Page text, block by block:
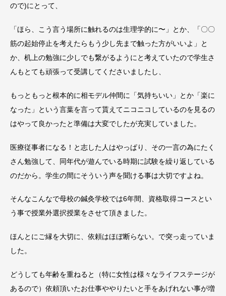
ので)にとって、
「ほら、こう言う場所に触れるのは生理学的に〜」とか、「〇〇
筋の起始停止を考えたらもう少し先まで触った方がいいよ」と
か、机上の勉強に少しでも繋がるようにと考えていたので学生さ
んもとても頑張って受講してくださいましたし、
もっともっと根本的に相モデル仲間に「気持ちいい」とか「楽に
なった」という言葉を言って貰えてニコニコしているのを見るの
はやって良かったと準備は大変でしたが充実していました。
医療従事者になる！と志した人はやっぱり、その一言の為にたく
さん勉強して、同年代が遊んでいる時期に試験を繰り返している
のだから。学生の間にそういう声を聞ける事は大切ですよね。
そんなこんなで母校の鍼灸学校では6年間、資格取得コースとい
う事で授業外選択授業をさせて頂きました。
ほんとにご縁を大切に、依頼はほぼ断らない。で突っ走っていま
した。
どうしても年齢を重ねると（特に女性は様々なライフステージが
あるので）依頼頂いたお仕事ややりたいと手をあげれない事が増